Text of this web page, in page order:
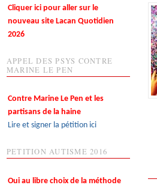
Cliquer ici pour aller sur le
nouveau site Lacan Quotidien
2026
APPEL DES PSYS CONTRE
MARINE LE PEN
Contre Marine Le Pen et les
partisans de la haine
Lire et signer la pétition ici
PETITION AUTISME 2016
Oui au libre choix de la méthode